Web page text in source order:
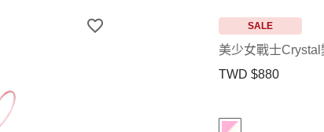
SALE
美少女戰士
TWD $880